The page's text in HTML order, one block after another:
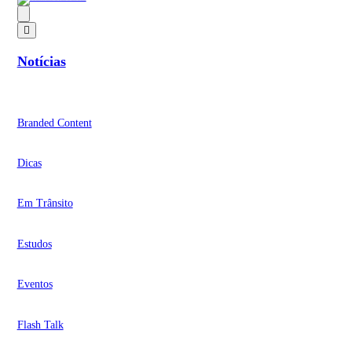
Notícias
Branded Content
Dicas
Em Trânsito
Estudos
Eventos
Flash Talk